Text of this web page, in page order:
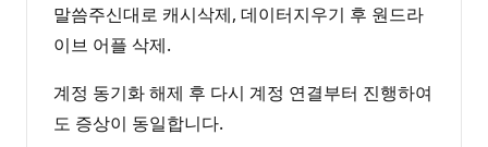
말씀주신대로 캐시삭제, 데이터지우기 후 원드라
이브 어플 삭제.
계정 동기화 해제 후 다시 계정 연결부터 진행하여
도 증상이 동일합니다.